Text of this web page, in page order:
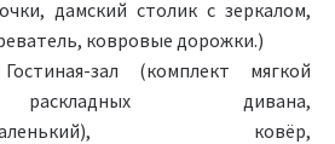
дамский столик с зеркалом,
ковровые дорожки.)
зал (комплект мягкой
дивана,
ковёр,